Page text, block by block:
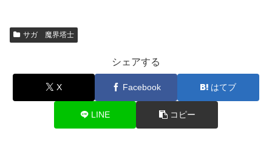
サガ 魔界塔士
シェアする
X Facebook はてブ
LINE コピー